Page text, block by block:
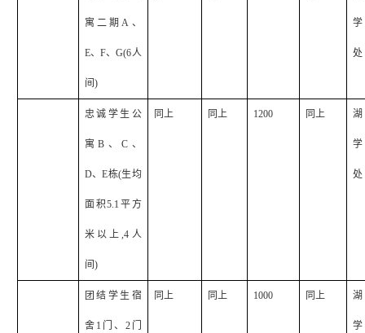
寓二期A 、
E、F、G(6人
间 )
处
忠诚学生公
寓B 、C 、
D、E栋(生均
面积5.1 平方
米以上,4 人
间 )
同上 同上 1200 同上
处
团结学生宿
舍 1 门、 2门
同上 同上 1000 同上